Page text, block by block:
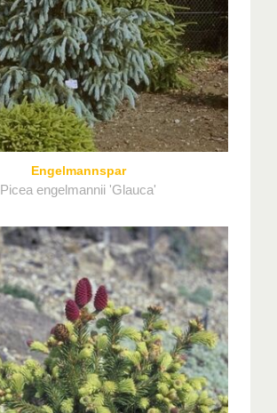
Engelmannspar
Picea engelmannii 'Glauca'